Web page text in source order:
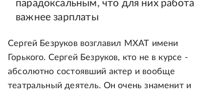
парадоксальным, что для них работа
важнее зарплаты
Сергей Безруков возглавил МХАТ имени
Горького. Сергей Безруков, кто не в курсе -
абсолютно состоявший актер и вообще
театральный деятель. Он очень знаменит и